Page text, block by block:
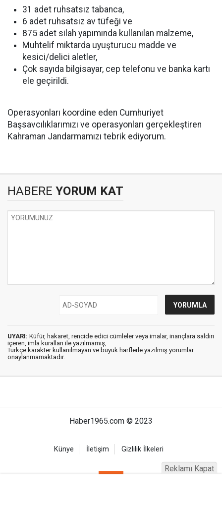
31 adet ruhsatsız tabanca,
6 adet ruhsatsız av tüfeği ve
875 adet silah yapımında kullanılan malzeme,
Muhtelif miktarda uyuşturucu madde ve
kesici/delici aletler,
Çok sayıda bilgisayar, cep telefonu ve banka kartı
ele geçirildi.
Operasyonları koordine eden Cumhuriyet
Başsavcılıklarımızı ve operasyonları gerçekleştiren
Kahraman Jandarmamızı tebrik ediyorum.
HABERE YORUM KAT
UYARI: Küfür, hakaret, rencide edici cümleler veya imalar, inançlara saldırı
içeren, imla kuralları ile yazılmamış,
Türkçe karakter kullanılmayan ve büyük harflerle yazılmış yorumlar
onaylanmamaktadır.
Haber1965.com © 2023
Künye İletişim Gizlilik İlkeleri
Reklamı Kapat